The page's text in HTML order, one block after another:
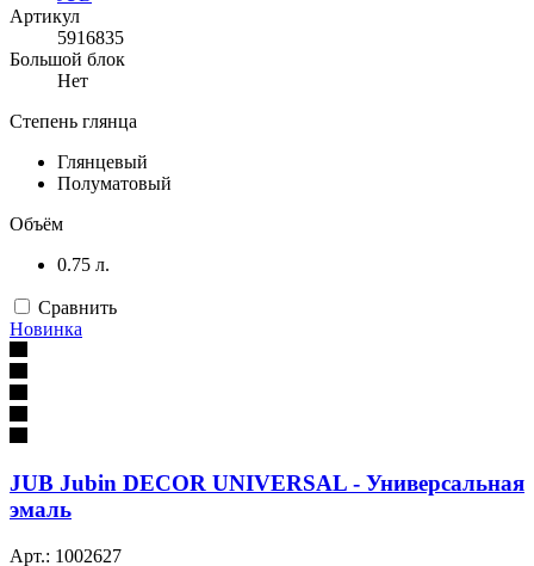
Артикул
5916835
Большой блок
Нет
Степень глянца
Глянцевый
Полуматовый
Объём
0.75 л.
Сравнить
Новинка
JUB Jubin DECOR UNIVERSAL - Универсальная
эмаль
Арт.: 1002627